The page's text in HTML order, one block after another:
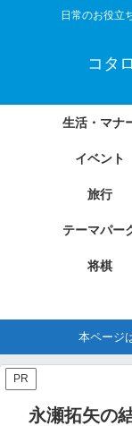
日常のお役立
コタ
生活・マナ
イベント
旅行
テーマパー
将棋
本ページ
PR
永瀬拓矢の